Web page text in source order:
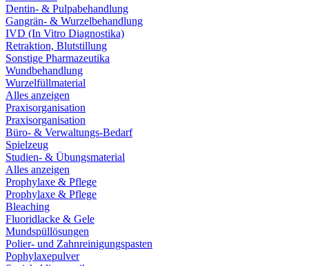
Dentin- & Pulpabehandlung
Gangrän- & Wurzelbehandlung
IVD (In Vitro Diagnostika)
Retraktion, Blutstillung
Sonstige Pharmazeutika
Wundbehandlung
Wurzelfüllmaterial
Alles anzeigen
Praxisorganisation
Praxisorganisation
Büro- & Verwaltungs-Bedarf
Spielzeug
Studien- & Übungsmaterial
Alles anzeigen
Prophylaxe & Pflege
Prophylaxe & Pflege
Bleaching
Fluoridlacke & Gele
Mundspüllösungen
Polier- und Zahnreinigungspasten
Pophylaxepulver